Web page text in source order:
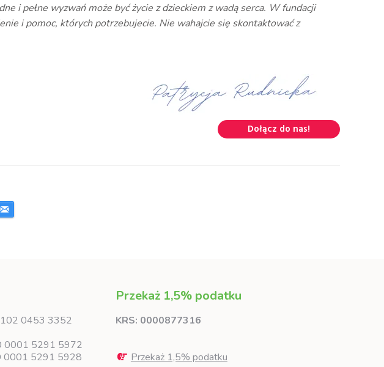
i pełne wyzwań może być życie z dzieckiem z wadą serca. W fundacji
i pomoc, których potrzebujecie. Nie wahajcie się skontaktować z
Dołącz do nas!
0453 3352
0001 5291 5972
0001 5291 5928
Przekaż 1,5% podatku
KRS: 0000877316
Przekaż 1,5% podatku